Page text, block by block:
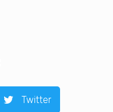
Twitter